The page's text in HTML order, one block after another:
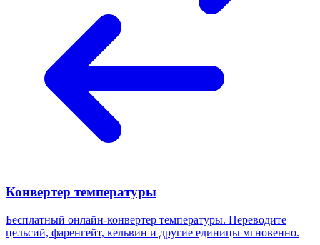
Конвертер температуры
Бесплатный онлайн-конвертер температуры. Переводите
цельсий, фаренгейт, кельвин и другие единицы мгновенно.